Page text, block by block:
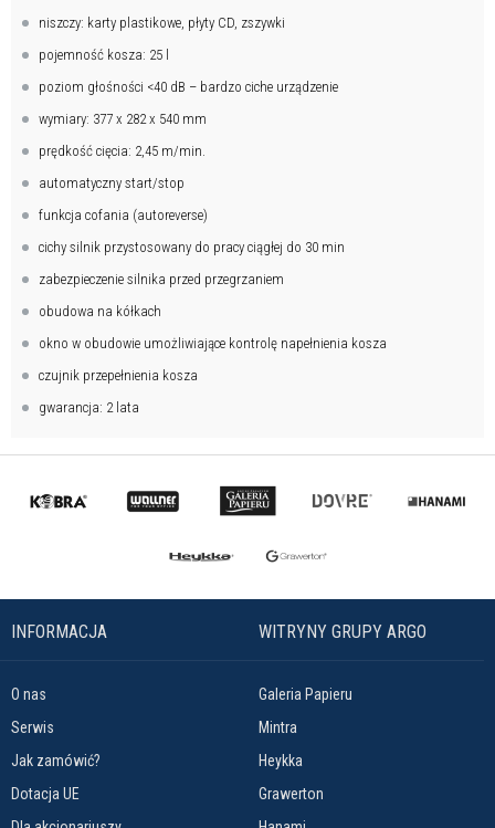
niszczy: karty plastikowe, płyty CD, zszywki
pojemność kosza: 25 l
poziom głośności <40 dB – bardzo ciche urządzenie
wymiary: 377 x 282 x 540 mm
prędkość cięcia: 2,45 m/min.
automatyczny start/stop
funkcja cofania (autoreverse)
cichy silnik przystosowany do pracy ciągłej do 30 min
zabezpieczenie silnika przed przegrzaniem
obudowa na kółkach
okno w obudowie umożliwiające kontrolę napełnienia kosza
czujnik przepełnienia kosza
gwarancja: 2 lata
INFORMACJA
O nas
Serwis
Jak zamówić?
Dotacja UE
WITRYNY GRUPY ARGO
Galeria Papieru
Mintra
Heykka
Grawerton